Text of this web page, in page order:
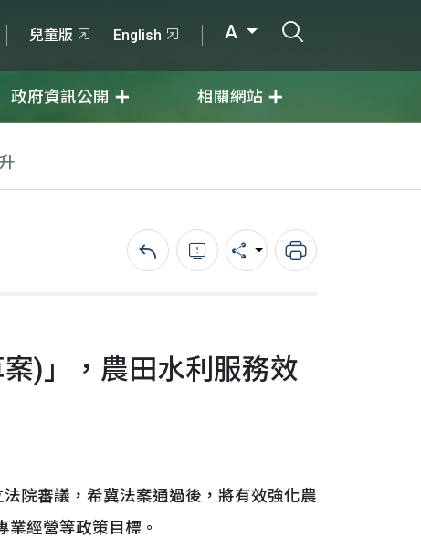
兒童版 English A
政府資訊公開 相關網站
回上一頁錯誤回報分享 列印
)」，農田水利服務效
院審議，希冀法案通過後，將有效強化農
經營等政策目標。